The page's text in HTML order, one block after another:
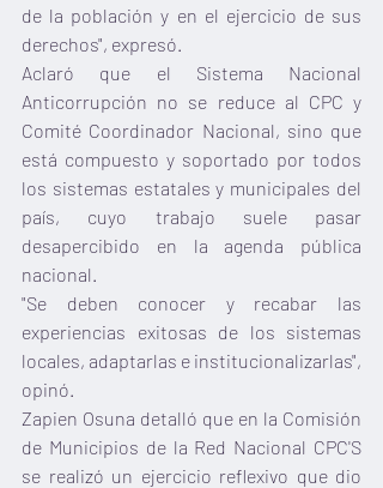
de la población y en el ejercicio de sus
derechos", expresó.
Aclaró que el Sistema Nacional
Anticorrupción no se reduce al CPC y
Comité Coordinador Nacional, sino que
está compuesto y soportado por todos
los sistemas estatales y municipales del
país, cuyo trabajo suele pasar
desapercibido en la agenda pública
nacional.
"Se deben conocer y recabar las
experiencias exitosas de los sistemas
locales, adaptarlas e institucionalizarlas",
opinó.
Zapien Osuna detalló que en la Comisión
de Municipios de la Red Nacional CPC'S
se realizó un ejercicio reflexivo que dio